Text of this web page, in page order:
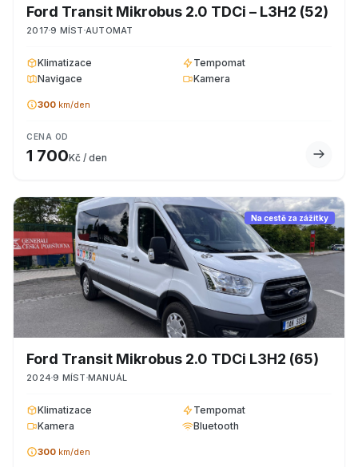
Ford Transit Mikrobus 2.0 TDCi – L3H2 (52)
20179 MÍST AUTOMAT
Klimatizace
Tempomat
Navigace
Kamera
300 km/den
CENA OD
1 700Kč / den
Na cestě za zážitky
Ford Transit Mikrobus 2.0 TDCi L3H2 (65)
20249 MÍST MANUÁL
Klimatizace
Tempomat
Kamera
Bluetooth
300 km/den